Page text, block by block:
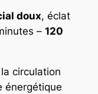
doux, éclat
– 120
circulation
énergétique